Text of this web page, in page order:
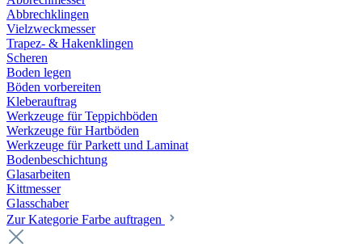
Abbrechklingen
Vielzweckmesser
Trapez- & Hakenklingen
Scheren
Boden legen
Böden vorbereiten
Kleberauftrag
Werkzeuge für Teppichböden
Werkzeuge für Hartböden
Werkzeuge für Parkett und Laminat
Bodenbeschichtung
Glasarbeiten
Kittmesser
Glasschaber
Zur Kategorie Farbe auftragen